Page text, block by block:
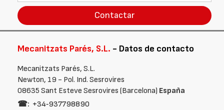
Contactar
Mecanitzats Parés, S.L. - Datos de contacto
Mecanitzats Parés, S.L.
Newton, 19 - Pol. Ind. Sesrovires
08635 Sant Esteve Sesrovires (Barcelona) España
☎: +34‑937798890